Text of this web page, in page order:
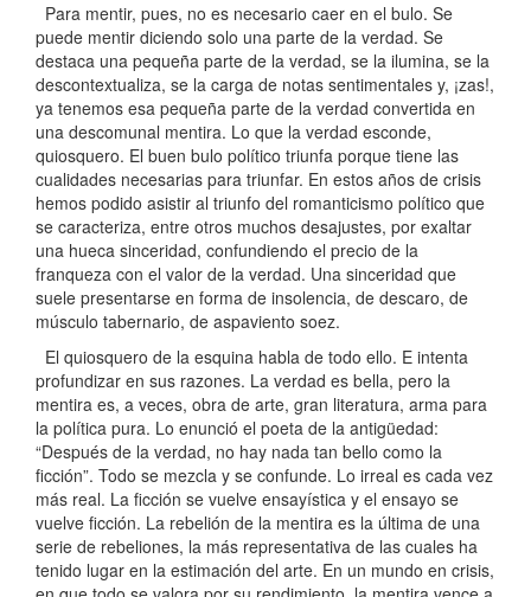
Para mentir, pues, no es necesario caer en el bulo. Se
puede mentir diciendo solo una parte de la verdad. Se
destaca una pequeña parte de la verdad, se la ilumina, se la
descontextualiza, se la carga de notas sentimentales y, ¡zas!,
ya tenemos esa pequeña parte de la verdad convertida en
una descomunal mentira. Lo que la verdad esconde,
quiosquero. El buen bulo político triunfa porque tiene las
cualidades necesarias para triunfar. En estos años de crisis
hemos podido asistir al triunfo del romanticismo político que
se caracteriza, entre otros muchos desajustes, por exaltar
una hueca sinceridad, confundiendo el precio de la
franqueza con el valor de la verdad. Una sinceridad que
suele presentarse en forma de insolencia, de descaro, de
músculo tabernario, de aspaviento soez.
El quiosquero de la esquina habla de todo ello. E intenta
profundizar en sus razones. La verdad es bella, pero la
mentira es, a veces, obra de arte, gran literatura, arma para
la política pura. Lo enunció el poeta de la antigüedad:
“Después de la verdad, no hay nada tan bello como la
ficción”. Todo se mezcla y se confunde. Lo irreal es cada vez
más real. La ficción se vuelve ensayística y el ensayo se
vuelve ficción. La rebelión de la mentira es la última de una
serie de rebeliones, la más representativa de las cuales ha
tenido lugar en la estimación del arte. En un mundo en crisis,